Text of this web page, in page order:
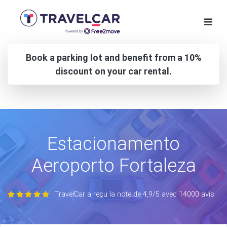
Book a parking lot and benefit from a 10%
discount on your car rental.
Estacionamento
Aeroporto Fortaleza
TravelCar a reçu la note de 4,9/5 avec 14000 avis